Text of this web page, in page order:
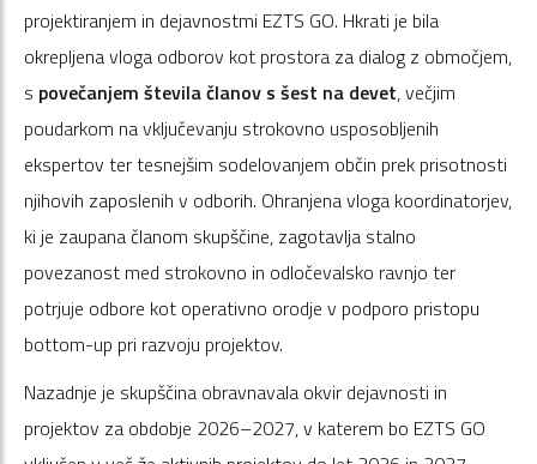
projektiranjem in dejavnostmi EZTS GO. Hkrati je bila
okrepljena vloga odborov kot prostora za dialog z območjem,
s povečanjem števila članov s šest na devet, večjim
poudarkom na vključevanju strokovno usposobljenih
ekspertov ter tesnejšim sodelovanjem občin prek prisotnosti
njihovih zaposlenih v odborih. Ohranjena vloga koordinatorjev,
ki je zaupana članom skupščine, zagotavlja stalno
povezanost med strokovno in odločevalsko ravnjo ter
potrjuje odbore kot operativno orodje v podporo pristopu
bottom-up pri razvoju projektov.
Nazadnje je skupščina obravnavala okvir dejavnosti in
projektov za obdobje 2026–2027, v katerem bo EZTS GO